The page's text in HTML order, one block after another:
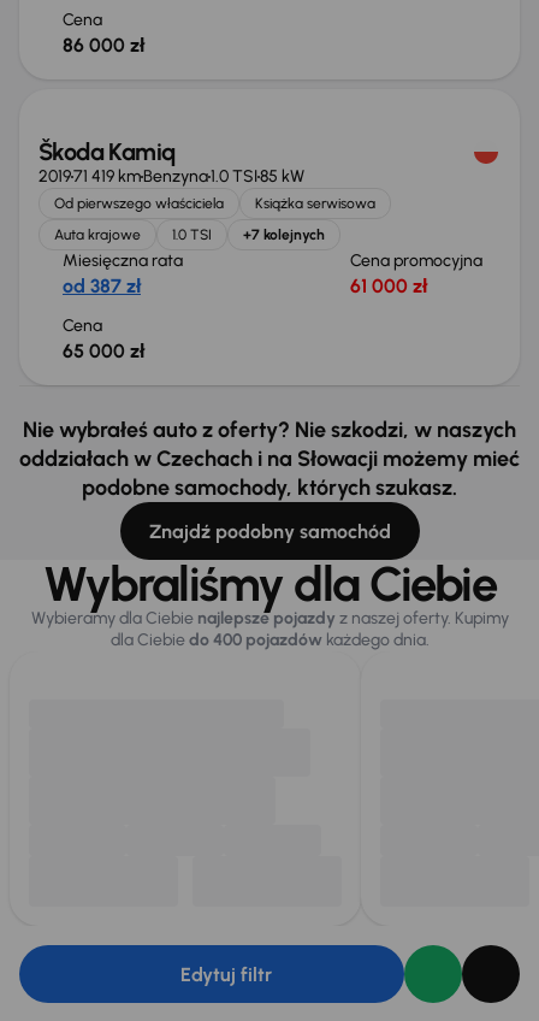
Cena
86 000 zł
Świeżo skupione
Škoda Kamiq
201971 419 kmBenzyna1.0 TSI85 kW
Od pierwszego właściciela
Książka serwisowa
Auta krajowe
1.0 TSI +7 kolejnych
Miesięczna rata
od 387 zł
Cena promocyjna
61 000 zł
Cena
65 000 zł
Nie wybrałeś auto z oferty? Nie szkodzi, w naszych
oddziałach w Czechach i na Słowacji możemy mieć
podobne samochody, których szukasz.
Znajdź podobny samochód
Wybraliśmy dla Ciebie
Wybieramy dla Ciebie najlepsze pojazdy z naszej oferty. Kupimy
dla Ciebiedo 400 pojazdówkażdego dnia.
Edytuj filtr